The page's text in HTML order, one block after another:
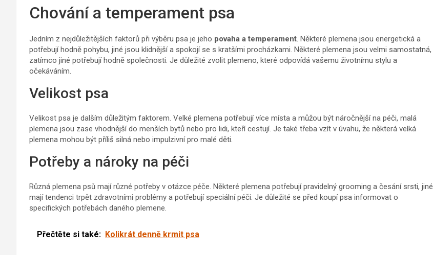
Chování a temperament psa
Jedním z nejdůležitějších faktorů při výběru psa je jeho povaha a temperament. Některé plemena jsou energetická a
potřebují hodně pohybu, jiné jsou klidnější a spokojí se s kratšími procházkami. Některé plemena jsou velmi samostatná,
zatímco jiné potřebují hodně společnosti. Je důležité zvolit plemeno, které odpovídá vašemu životnímu stylu a
očekáváním.
Velikost psa
Velikost psa je dalším důležitým faktorem. Velké plemena potřebují více místa a můžou být náročnější na péči, malá
plemena jsou zase vhodnější do menších bytů nebo pro lidi, kteří cestují. Je také třeba vzít v úvahu, že některá velká
plemena mohou být příliš silná nebo impulzivní pro malé děti.
Potřeby a nároky na péči
Různá plemena psů mají různé potřeby v otázce péče. Některé plemena potřebují pravidelný grooming a česání srsti, jiné
mají tendenci trpět zdravotními problémy a potřebují speciální péči. Je důležité se před koupí psa informovat o
specifických potřebách daného plemene.
Přečtěte si také: Kolikrát denně krmit psa